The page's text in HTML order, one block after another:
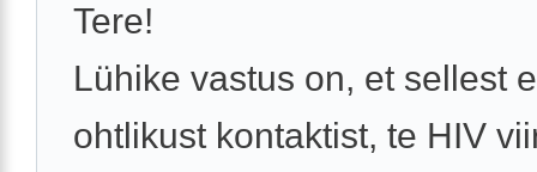
Tere!
Lühike vastus on, et sellest
ohtlikust kontaktist, te HIV